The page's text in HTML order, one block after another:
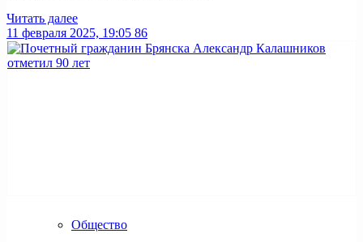
Читать далее
11 февраля 2025, 19:05 86
Общество